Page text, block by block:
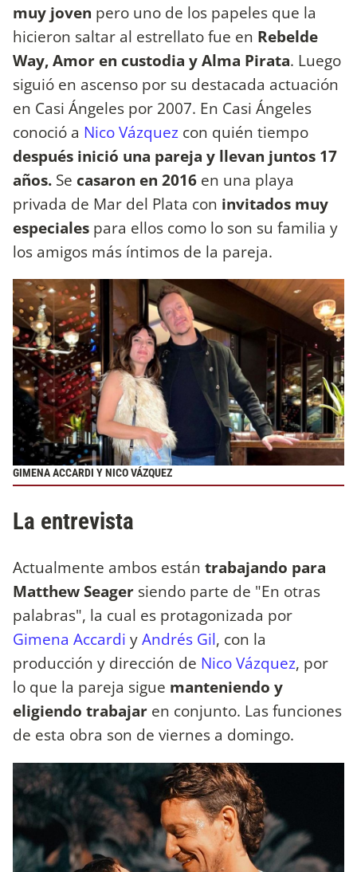
muy joven pero uno de los papeles que la
hicieron saltar al estrellato fue en Rebelde
Way, Amor en custodia y Alma Pirata. Luego
siguió en ascenso por su destacada actuación
en Casi Ángeles por 2007. En Casi Ángeles
conoció a Nico Vázquez con quién tiempo
después inició una pareja y llevan juntos 17
años. Se casaron en 2016 en una playa
privada de Mar del Plata con invitados muy
especiales para ellos como lo son su familia y
los amigos más íntimos de la pareja.
GIMENA ACCARDI Y NICO VÁZQUEZ
La entrevista
Actualmente ambos están trabajando para
Matthew Seager siendo parte de "En otras
palabras", la cual es protagonizada por
Gimena Accardi yAndrés Gil, con la
producción y dirección de Nico Vázquez, por
lo que la pareja sigue manteniendo y
eligiendo trabajar en conjunto. Las funciones
de esta obra son de viernes a domingo.